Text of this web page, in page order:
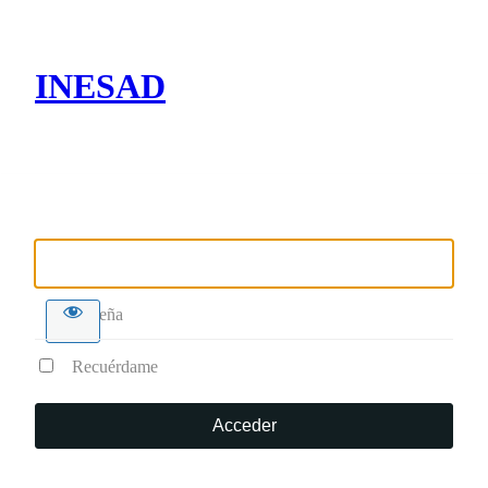
INESAD
Contraseña
Recuérdame